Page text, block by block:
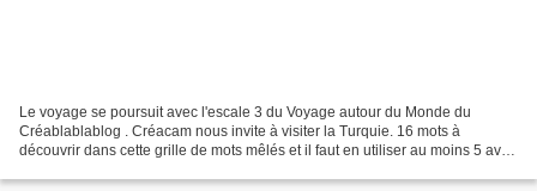
Le voyage se poursuit avec l'escale 3 du Voyage autour du Monde du
Créablablablog . Créacam nous invite à visiter la Turquie. 16 mots à
découvrir dans cette grille de mots mêlés et il faut en utiliser au moins 5 avec